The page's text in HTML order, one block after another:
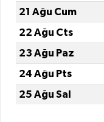
21 Ağu Cum
22 Ağu Cts
23 Ağu Paz
24 Ağu Pts
25 Ağu Sal